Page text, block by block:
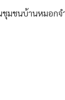
มชนบ้านหมอกจ